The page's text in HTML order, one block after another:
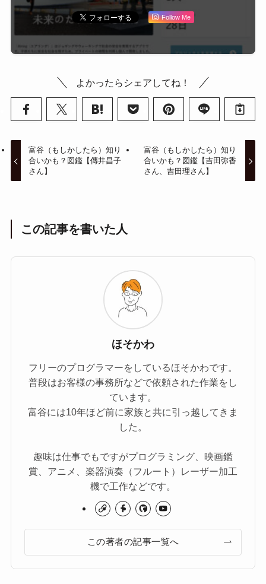
Follow Me
よかったらシェアしてね！
富谷（もしかしたら）知り
合いかも？図鑑【傳井昌子
さん】
富谷（もしかしたら）知り
合いかも？図鑑【吉田弥香
さん、吉田理さん】
この記事を書いた人
ほそかわ
フリーのプログラマーをしているほそかわです。
普段はお客様の事務所などで依頼された作業をし
ています。
富谷には10年ほど前に家族と共に引っ越してきま
した。
趣味は仕事でもですがプログラミング、映画鑑
賞、アニメ、楽器演奏（フルート）レーザー加工
機で工作などです。
この著者の記事一覧へ